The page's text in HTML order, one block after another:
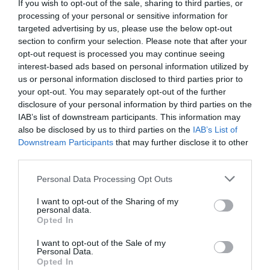
If you wish to opt-out of the sale, sharing to third parties, or
processing of your personal or sensitive information for
targeted advertising by us, please use the below opt-out
section to confirm your selection. Please note that after your
opt-out request is processed you may continue seeing
interest-based ads based on personal information utilized by
us or personal information disclosed to third parties prior to
your opt-out. You may separately opt-out of the further
disclosure of your personal information by third parties on the
IAB’s list of downstream participants. This information may
also be disclosed by us to third parties on the IAB’s List of
Downstream Participants that may further disclose it to other
Please note that this website/app uses one or more Google
not limited to your visit or usage behaviour. You may click to
grant or deny consent to Google and its third-party tags to
use your data for below specified purposes in below Google
consent section.
Personal Data Processing Opt Outs
I want to opt-out of the Sharing of my
personal data.
Opted In
I want to opt-out of the Sale of my
Personal Data.
Opted In
egyik leghíresebb montenegrói költő és filozófus
volt, de egy ideig ő volt Montenegró
hercegpüspöke is.
Ugyanúgy megmászhatjuk a belvárostól nyugatra
találhatóVrmacot is, ahonnan elképesztő kilátás
nyílik a Kotori-öbölre és a környező településekre.
Természetesen aKotori-öbölmár önmagában felér
egy látványossággal: a környékről több hajós
kirándulás indul – például a csodás Sziklák
(Gospa od Škrpjela) templomhoz, mely
egy kicsi szigeten fekszik Perast településének
közelében.